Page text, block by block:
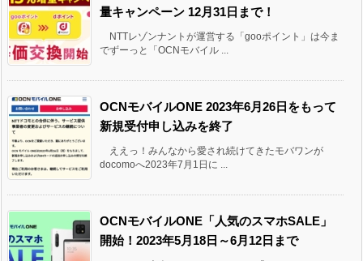
量キャンペーン 12月31日まで！
NTTレゾンナントが運営する「gooポイント」は今ま
でずーっと「OCNモバイル ...
OCNモバイルONE 2023年6月26日をもって
新規受付申し込みを終了
ええっ！みんなから愛され続けてきたモバワンが
docomoへ2023年7月1日に ...
OCNモバイルONE「人気のスマホSALE」
開始！2023年5月18日～6月12日まで